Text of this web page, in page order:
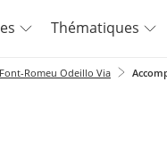
Thématiques
Romeu Odeillo Via